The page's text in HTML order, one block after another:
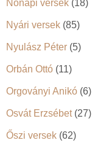
Nőnapi versek (18)
Nyári versek (85)
Nyulász Péter (5)
Orbán Ottó (11)
Orgoványi Anikó (6)
Osvát Erzsébet(27)
Őszi versek (62)